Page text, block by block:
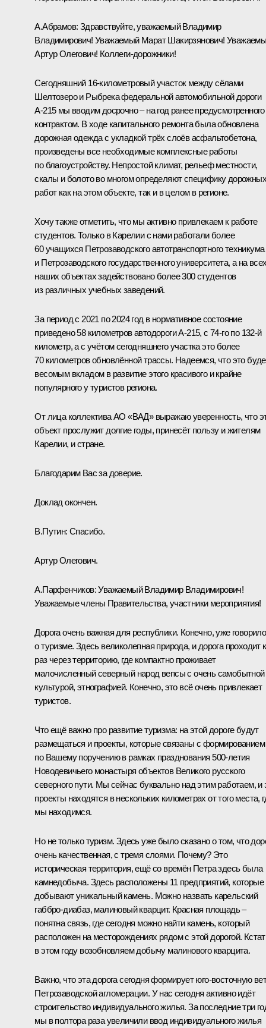
А.Абрамов: Здравствуйте, уважаемый Владимир
Владимирович! Уважаемый Марат Шакирзянович!
Артур Олегович! Коллеги-дорожники!
Сегодняшний 16-километровый участок между сёлами
Шелтозеро и Рыбрека федеральной автомобильной дороги
А-215 мы вводим досрочно – на год ранее предусмотренного
контрактом. В ходе капитального ремонта была обновлена
дорожная одежда с укладкой трёх слоёв асфальтобетона,
произведены все необходимые комплексные работы
по благоустройству. Непростой климат, рельеф местности,
скалы и болото во многом определяют специфику дорожных
работ как на этом объекте, так и в целом в регионе.
Хочу также отметить, что мы активно привлекаем к работе
студентов. Только в Карелии с нами работали более
60 учащихся Петрозаводского автотранспортного техникума
и Петрозаводского государственного университета, а на
наших объектах задействовано более 300 студентов
из различных учебных заведений.
За период с 2021 по 2024 год в нормативное состояние
приведено 58 километров автодороги А-215, с 74-го по 132-й
километр, а с учётом сегодняшнего участка это более
70 километров обновлённой трассы. Надеемся, что это
весомым вкладом в развитие этого красивого и крайне
популярного у туристов региона.
От лица коллектива АО «ВАД» выражаю уверенность, что
объект прослужит долгие годы, принесёт пользу и жителям
Карелии, и стране.
Благодарим Вас за доверие.
Доклад окончен.
В.Путин: Спасибо.
Артур Олегович.
А.Парфенчиков:Уважаемый Владимир Владимирович!
Уважаемые члены Правительства, участники мероприятия!
Дорога очень важная для республики. Конечно, уже
о туризме. Здесь великолепная природа, и дорога проходит
раз через территорию, где компактно проживает
малочисленный северный народ вепсы с очень самобытной
культурой, этнографией. Конечно, это всё очень привлекает
туристов.
Что ещё важно про развитие туризма: на этой дороге будут
размещаться и проекты, которые связаны с формированием
по Вашему поручению в рамках празднования 500-летия
Новодевичьего монастыря объектов Великого русского
северного пути. Мы сейчас буквально над этим работаем, и
проекты находятся в нескольких километрах от того места,
мы находимся.
Но не только туризм. Здесь уже было сказано о том, что
очень качественная, с тремя слоями. Почему? Это
историческая территория, ещё со времён Петра здесь была
камнедобыча. Здесь расположены 11 предприятий, которые
добывают уникальный камень. Можно назвать карельский
габбро-диабаз, малиновый кварцит. Красная площадь –
понятна связь, где сегодня можно найти камень, который
расположен на месторождениях рядом с этой дорогой.
в этом году возобновляем добычу малинового кварцита.
Важно, что эта дорога сегодня формирует юго-восточную
Петрозаводской агломерации. У нас сегодня активно идёт
строительство индивидуального жилья. За последние три
мы в полтора раза увеличили ввод индивидуального жилья